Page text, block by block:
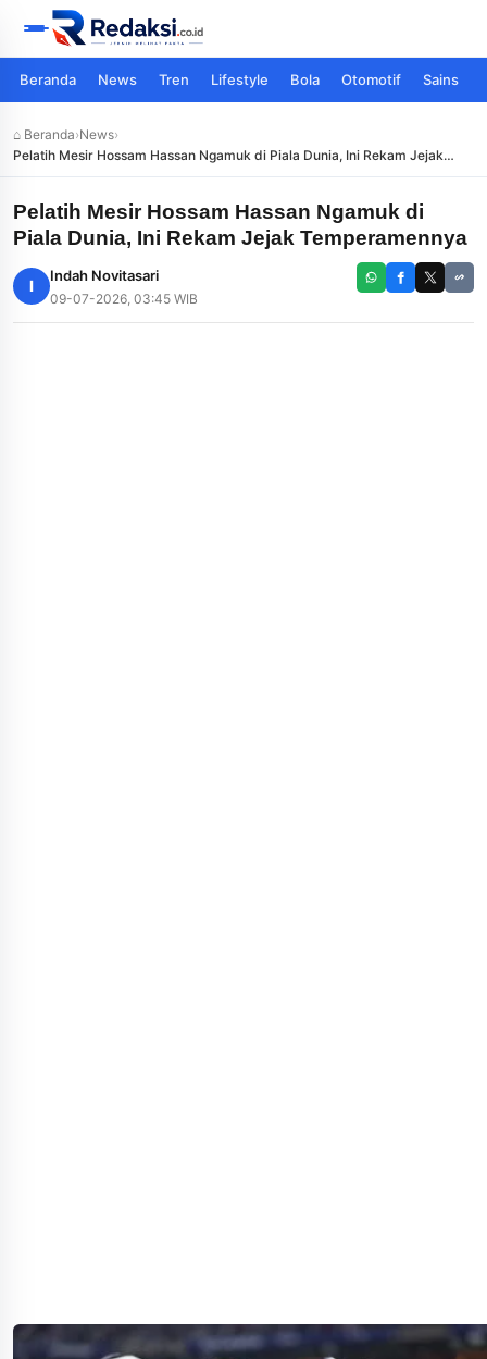
Beranda News Tren Lifestyle Bola Otomotif Sains
⌂ Beranda›News›
Pelatih Mesir Hossam Hassan Ngamuk di Piala Dunia, Ini Rekam Jejak
Temperamennya
Pelatih Mesir Hossam Hassan Ngamuk di
Piala Dunia, Ini Rekam Jejak Temperamennya
I
Indah Novitasari
09-07-2026, 03:45 WIB